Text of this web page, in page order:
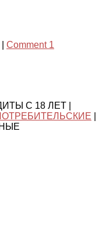
Comment 1
С 18 ЛЕТ |